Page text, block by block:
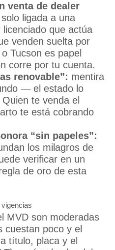
venta de dealer
ligada a una
que actúa
venden suelta por
Tucson es papel
corre por tu cuenta.
renovable”: mentira
— el estado lo
te venda el
te está cobrando
“sin papeles”:
los milagros de
verificar en un
de oro de esta
MVD son moderadas
poco y el
título, placa y el